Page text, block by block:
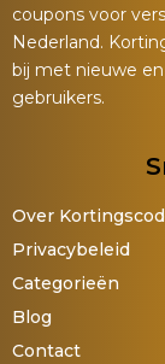
coupons voor
Nederland.
bij met nieuwe
gebruikers.
Over
Privacybeleid
Categorieën
Blog
Contact